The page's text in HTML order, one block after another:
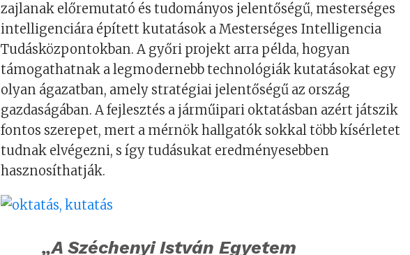
zajlanak előremutató és tudományos jelentőségű, mesterséges
intelligenciára épített kutatások a Mesterséges Intelligencia
Tudásközpontokban. A győri projekt arra példa, hogyan
támogathatnak a legmodernebb technológiák kutatásokat egy
olyan ágazatban, amely stratégiai jelentőségű az ország
gazdaságában. A fejlesztés a járműipari oktatásban azért játszik
fontos szerepet, mert a mérnök hallgatók sokkal több kísérletet
tudnak elvégezni, s így tudásukat eredményesebben
hasznosíthatják.
„A Széchenyi István Egyetem